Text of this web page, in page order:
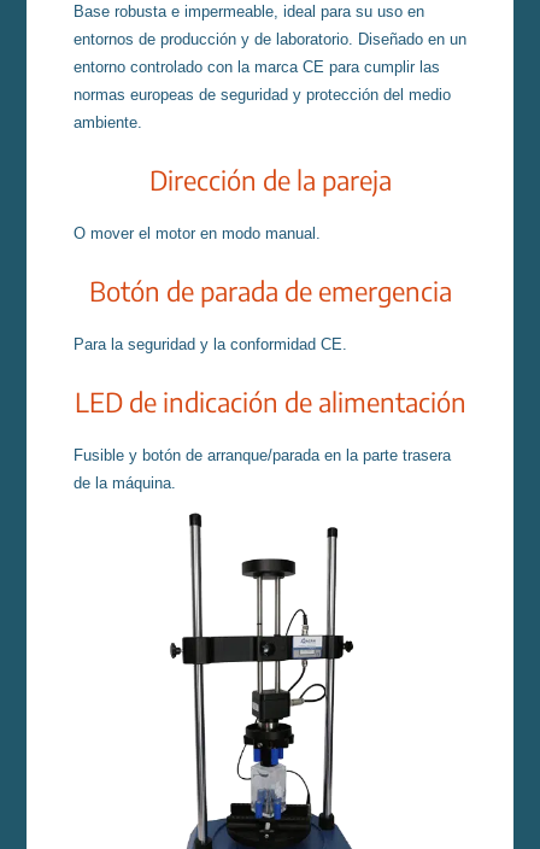
Base robusta e impermeable, ideal para su uso en
entornos de producción y de laboratorio. Diseñado en un
entorno controlado con la marca CE para cumplir las
normas europeas de seguridad y protección del medio
ambiente.
Dirección de la pareja
O mover el motor en modo manual.
Botón de parada de emergencia
Para la seguridad y la conformidad CE.
LED de indicación de alimentación
Fusible y botón de arranque/parada en la parte trasera
de la máquina.